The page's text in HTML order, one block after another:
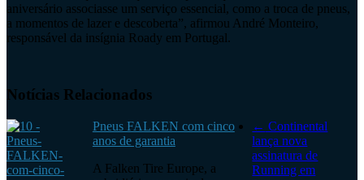
aniversário associasse um serviço essencial, como a troca de pneus,
a momentos de lazer e descoberta”, afirmou André Monteiro,
responsável da insígnia Roady em Portugal.
Notícias Relacionados
Pneus FALKEN com cinco
anos de garantia
A Falken Tire Europe, a
← Continental
lança nova
assinatura de
Running em